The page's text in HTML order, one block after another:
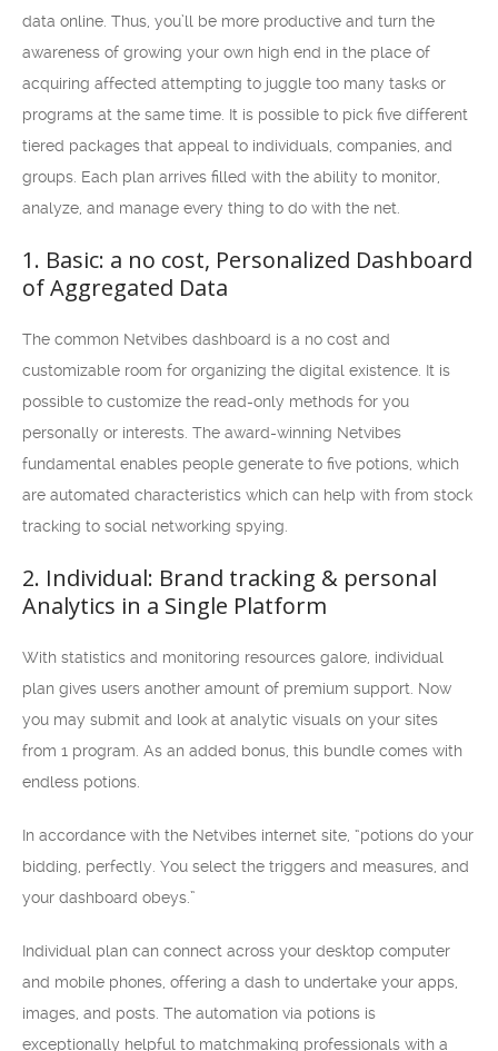
data online. Thus, you’ll be more productive and turn the
awareness of growing your own high end in the place of
acquiring affected attempting to juggle too many tasks or
programs at the same time. It is possible to pick five different
tiered packages that appeal to individuals, companies, and
groups. Each plan arrives filled with the ability to monitor,
analyze, and manage every thing to do with the net.
1. Basic: a no cost, Personalized Dashboard
of Aggregated Data
The common Netvibes dashboard is a no cost and
customizable room for organizing the digital existence. It is
possible to customize the read-only methods for you
personally or interests. The award-winning Netvibes
fundamental enables people generate to five potions, which
are automated characteristics which can help with from stock
tracking to social networking spying.
2. Individual: Brand tracking & personal
Analytics in a Single Platform
With statistics and monitoring resources galore, individual
plan gives users another amount of premium support. Now
you may submit and look at analytic visuals on your sites
from 1 program. As an added bonus, this bundle comes with
endless potions.
In accordance with the Netvibes internet site, “potions do your
bidding, perfectly. You select the triggers and measures, and
your dashboard obeys.”
Individual plan can connect across your desktop computer
and mobile phones, offering a dash to undertake your apps,
images, and posts. The automation via potions is
exceptionally helpful to matchmaking professionals with a